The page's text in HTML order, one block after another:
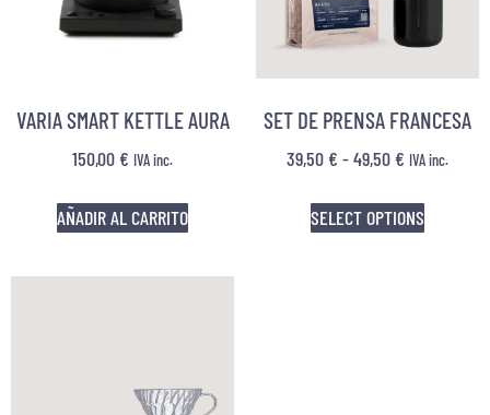
VARIA SMART KETTLE AURA
150,00€ IVA inc.
AÑADIR AL CARRITO
SET DE PRENSA FRANCESA
39,50€ -49,50€ IVA inc.
SELECT OPTIONS